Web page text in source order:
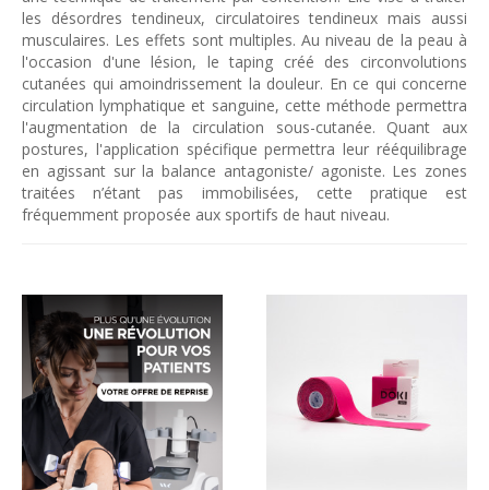
les désordres tendineux, circulatoires tendineux mais aussi
musculaires. Les effets sont multiples. Au niveau de la peau à
l'occasion d'une lésion, le taping créé des circonvolutions
cutanées qui amoindrissement la douleur. En ce qui concerne
circulation lymphatique et sanguine, cette méthode permettra
l'augmentation de la circulation sous-cutanée. Quant aux
postures, l'application spécifique permettra leur rééquilibrage
en agissant sur la balance antagoniste/ agoniste. Les zones
traitées n’étant pas immobilisées, cette pratique est
fréquemment proposée aux sportifs de haut niveau.